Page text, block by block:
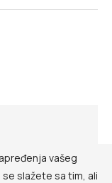
vašeg
slažete sa tim, ali